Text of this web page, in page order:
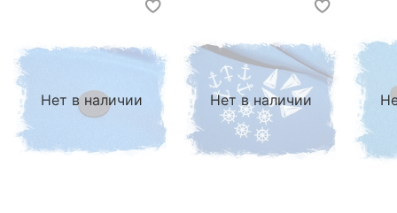
Нет в наличии Нет в наличии